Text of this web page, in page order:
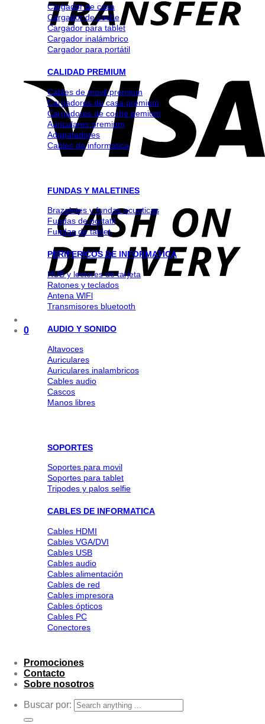
0
Cargador de casa
Cargador de coche
Cargador para tablet
Cargador inalámbrico
Cargador para portátil
CALIDAD PREMIUM
Cables de movil premium
Cargadores de casa premium
Cargadores de coche pemium
Auriculares premium
Adapatadores
Cables de informatica
FUNDAS Y MALETINES
Brazaletes y fundas acuaticas
Fundas de portatil
Fundas de tablet
PERIFERICOS DE INFORMATICA
HUB y lectores de tarjeta
Ratones y teclados
Antena WlFl
Transmisores bluetooth
AUDIO Y SONIDO
Altavoces
Auriculares
Auriculares inalambricos
Cables audio
Cascos
Manos libres
SOPORTES
Soportes para movil
Soportes para tablet
Tripodes y palos selfie
CABLES DE INFORMATICA
Cables HDMI
Cables VGA/DVI
Cables USB
Cables audio
Cables alimentación
Cables de red
Cables impresora
Cables ópticos
Cables PC
Conectores
Promociones
Contacto
Sobre nosotros
Buscar por: